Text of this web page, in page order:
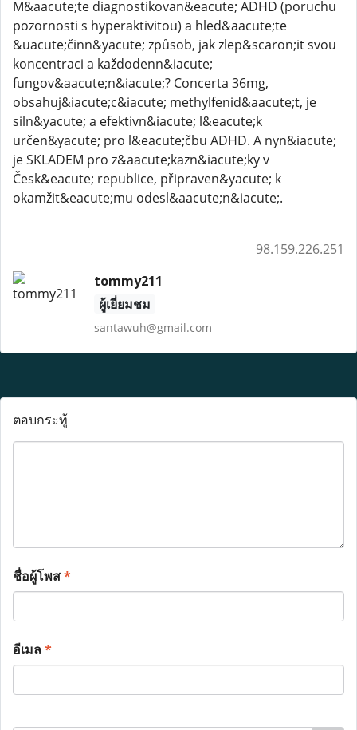
M&aacute;te diagnostikovan&eacute; ADHD (poruchu
pozornosti s hyperaktivitou) a hled&aacute;te
&uacute;činn&yacute; způsob, jak zlep&scaron;it svou
koncentraci a každodenn&iacute;
fungov&aacute;n&iacute;? Concerta 36mg,
obsahuj&iacute;c&iacute; methylfenid&aacute;t, je
siln&yacute; a efektivn&iacute; l&eacute;k
určen&yacute; pro l&eacute;čbu ADHD. A nyn&iacute;
je SKLADEM pro z&aacute;kazn&iacute;ky v
Česk&eacute; republice, připraven&yacute; k
okamžit&eacute;mu odesl&aacute;n&iacute;.
98.159.226.251
tommy211
ผู้เยี่ยมชม
santawuh@gmail.com
ตอบกระทู้
ชื่อผู้โพส*
อีเมล*